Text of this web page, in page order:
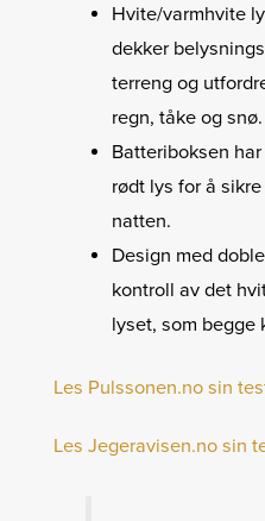
Hvite/varmhvite
dekker
terreng og
regn, tåke og snø.
Batteriboksen
rødt lys for å
natten.
Design med
kontroll av det
lyset, som begge
Les Pulssonen.no sin
Les Jegeravisen.no sin